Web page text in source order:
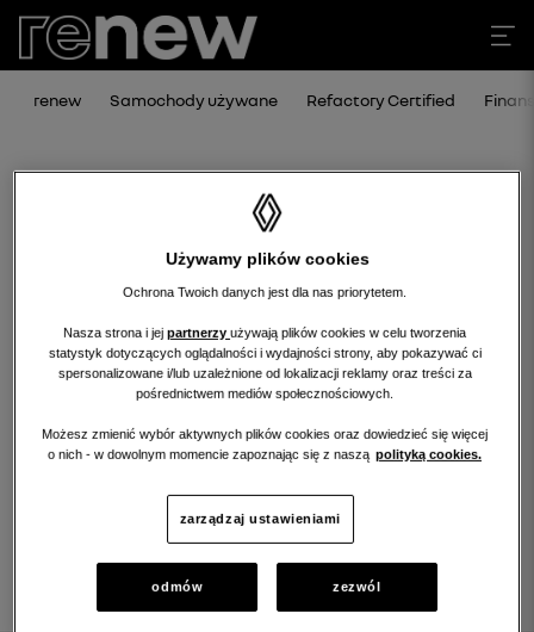
renew Samochody używane Refactory Certified
Niestety, wybrany dealer nie ma
obecnie żadnych ofert w tej kategorii.
Wróć na stronę główną.
wróć na stronę główną
Używamy plików cookies
Ochrona Twoich danych jest dla nas priorytetem.
Nasza strona i jej partnerzy używają plików cookies w celu tworzenia
statystyk dotyczących oglądalności i wydajności strony, aby pokazywać ci
spersonalizowane i/lub uzależnione od lokalizacji reklamy oraz treści za
pośrednictwem mediów społecznościowych.
Możesz zmienić wybór aktywnych plików cookies oraz dowiedzieć się więcej
o nich - w dowolnym momencie zapoznając się z naszą polityką cookies.
zarządzaj ustawieniami
odmów zezwól